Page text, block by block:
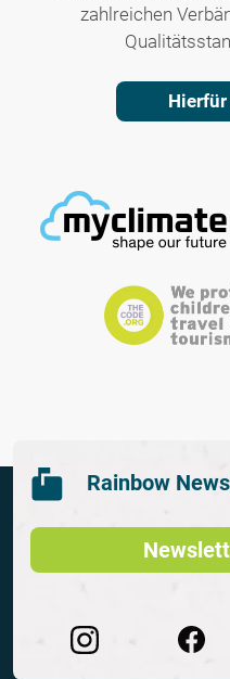
zahlreichen
Rainbow